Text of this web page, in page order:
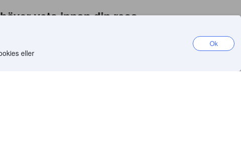
eller
Ok
veta innan din resa
din resa därefter. Det är också viktigt att du tar med dig